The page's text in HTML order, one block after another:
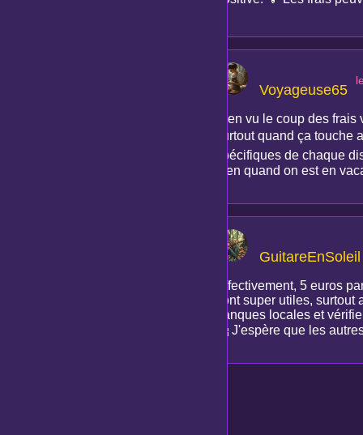
Voyageuse65
Bien vu le coup des
surtout quand ça
spécifiques de chaque
bien quand on est en
GuitareEnSoleil
Effectivement, 5 euros
sont super utiles,
banques locales et
🤔 J'espère que les